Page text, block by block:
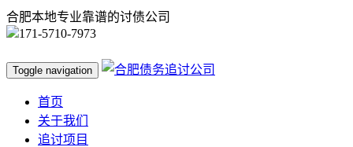
合肥本地专业靠谱的讨债公司
171-5710-7973
Toggle navigation
首页
关于我们
追讨项目